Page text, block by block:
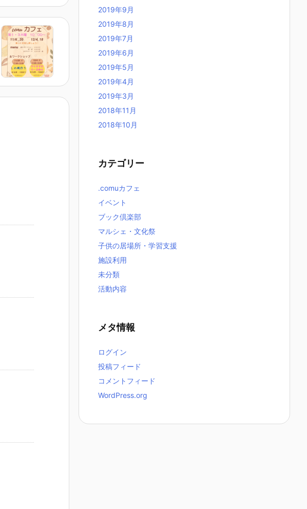
2019年9月
2019年8月
2019年7月
2019年6月
2019年5月
2019年4月
2019年3月
2018年11月
2018年10月
カテゴリー
.comuカフェ
イベント
ブック倶楽部
マルシェ・文化祭
子供の居場所・学習支援
施設利用
未分類
活動内容
メタ情報
ログイン
投稿フィード
コメントフィード
WordPress.org